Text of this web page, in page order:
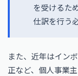
を受けるた
仕訳を行う
また、近年はイン
正など、個人事業